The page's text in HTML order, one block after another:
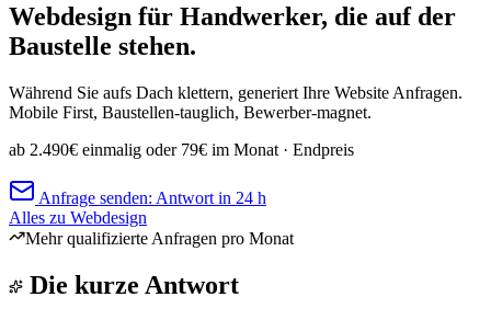
Webdesign für Handwerker, die auf der
Baustelle stehen.
Während Sie aufs Dach klettern, generiert Ihre Website Anfragen.
Mobile First, Baustellen-tauglich, Bewerber-magnet.
ab 2.490€ einmalig oder 79€ im Monat · Endpreis
Anfrage senden: Antwort in 24 h
Alles zu Webdesign
Mehr qualifizierte Anfragen pro Monat
Die kurze Antwort